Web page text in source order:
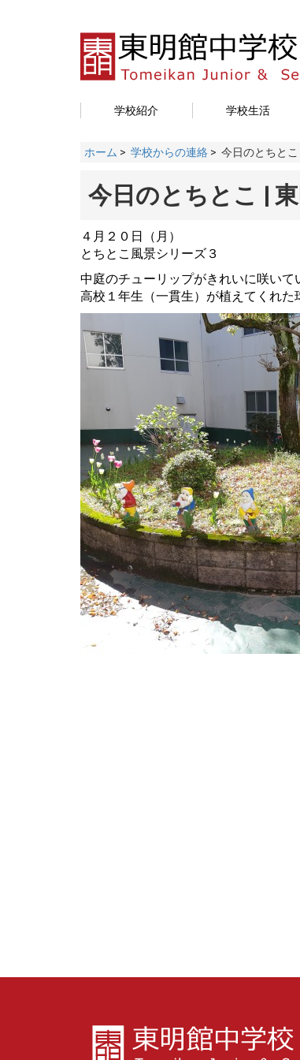
学校紹介 学校生活
ホーム > 学校からの連絡 > 今日のとちとこ
今日のとちとこ |
４月２０日（月）
とちとこ風景シリーズ３
中庭のチューリップがきれいに咲いて
高校１年生（一貫生）が植えてくれた